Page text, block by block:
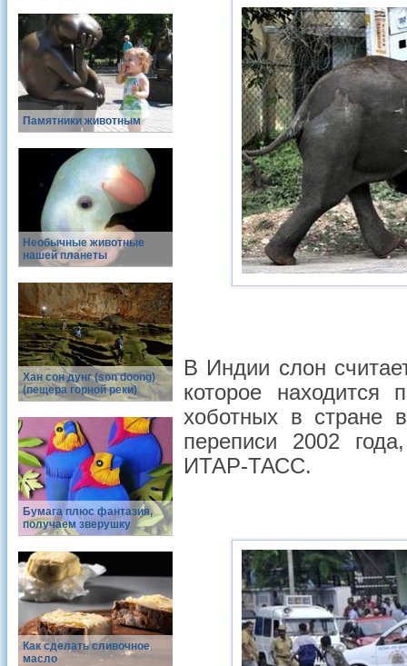
Памятники животным
Необычные животные
нашей планеты
Хан сон дунг (son doong)
(пещера горной реки)
Бумага плюс фантазия,
получаем зверушку
Как сделать сливочное
масло
В Индии слон
которое находится
хоботных в стране
переписи 2002
ИТАР-ТАСС.